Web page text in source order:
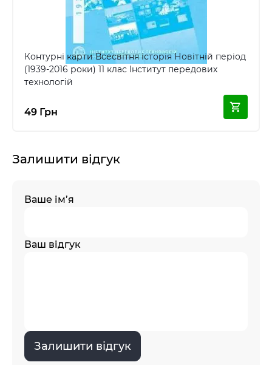
Контурні карти Всесвітня історія Новітній період
(1939-2016 роки) 11 клас Інститут передових
технологій
49 Грн
Залишити відгук
Ваше ім’я
Ваш відгук
Залишити відгук